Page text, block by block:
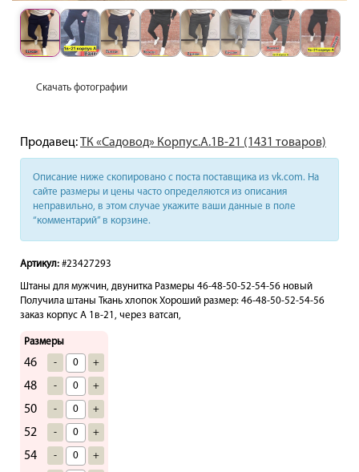
Скачать фотографии
Продавец:ТК «Садовод» Корпус.А.1В-21 (1431 товаров)
Описание ниже скопировано с поста поставщика из vk.com. На
сайте размеры и цены часто определяются из описания
неправильно, в этом случае укажите ваши данные в поле
“комментарий” в корзине.
Артикул: #23427293
Штаны для мужчин, двунитка Размеры 46-48-50-52-54-56 новый
Получила штаны Ткань хлопок Хороший размер: 46-48-50-52-54-56
заказ корпус А 1в-21, через ватсап,
Размеры
46 - +
48 - +
50 - +
52 - +
54 - +